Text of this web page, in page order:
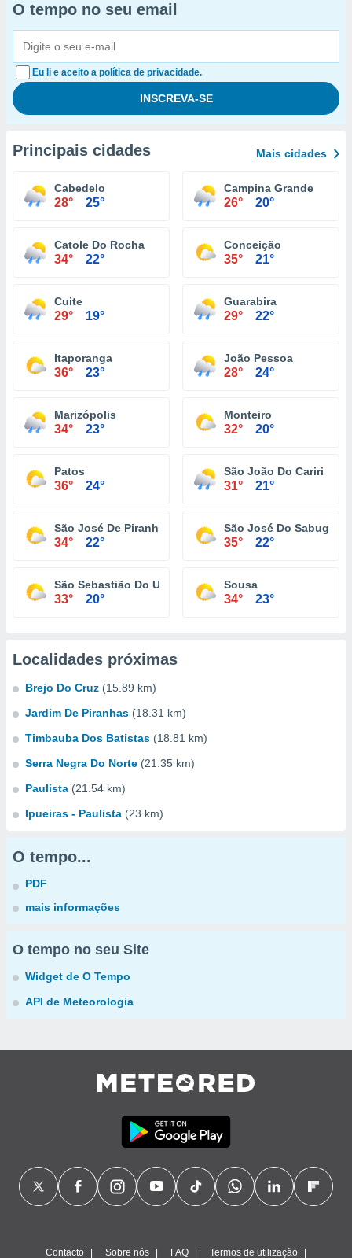
O tempo no seu email
Eu li e aceito a política de privacidade.
Principais cidades Mais cidades
Cabedelo
28° 25°
Campina Grande
26° 20°
Catole Do Rocha
34° 22°
Conceição
35° 21°
Cuite
29° 19°
Guarabira
29° 22°
Itaporanga
36° 23°
João Pessoa
28° 24°
Marizópolis
34° 23°
Monteiro
32° 20°
Patos
36° 24°
São João Do Cariri
31° 21°
São José De Piranhas
34° 22°
São José Do Sabugi
35° 22°
São Sebastião Do Umbuzeiro
33° 20°
Sousa
34° 23°
Localidades próximas
Brejo Do Cruz (15.89 km)
Jardim De Piranhas (18.31 km)
Timbauba Dos Batistas (18.81 km)
Serra Negra Do Norte (21.35 km)
Paulista (21.54 km)
Ipueiras - Paulista (23 km)
O tempo...
PDF
mais informações
O tempo no seu Site
Widget de O Tempo
API de Meteorologia
Contacto Sobre nós FAQ Termos de utilização